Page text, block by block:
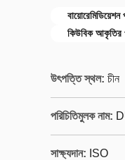
কিউবিক আকৃতির
উৎপত্তি স্থল: চীন
পরিচিতিমুলক নাম:
সাক্ষ্যদান: ISO